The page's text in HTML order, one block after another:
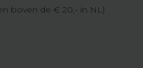
boven de € 20,- in NL)